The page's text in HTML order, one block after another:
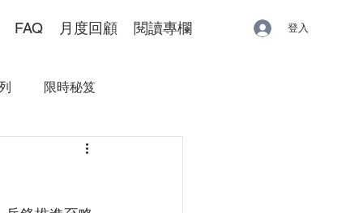
FAQ 月度回顧 閱讀專欄 登入
限時秘笈